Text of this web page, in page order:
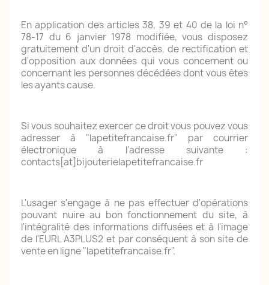
En application des articles 38, 39 et 40 de la loi n°
78-17 du 6 janvier 1978 modifiée, vous disposez
gratuitement d'un droit d'accès, de rectification et
d'opposition aux données qui vous concernent ou
concernant les personnes décédées dont vous êtes
les ayants cause.
Si vous souhaitez exercer ce droit vous pouvez vous
adresser à "lapetitefrancaise.fr" par courrier
électronique à l'adresse suivante :
contacts[at]bijouterielapetitefrancaise.fr
L'usager s'engage à ne pas effectuer d'opérations
pouvant nuire au bon fonctionnement du site, à
l'intégralité des informations diffusées et à l'image
de l'EURL A3PLUS2 et par conséquent à son site de
vente en ligne "lapetitefrancaise.fr".